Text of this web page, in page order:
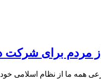
برای شرکت
ما از نظام اسلامی